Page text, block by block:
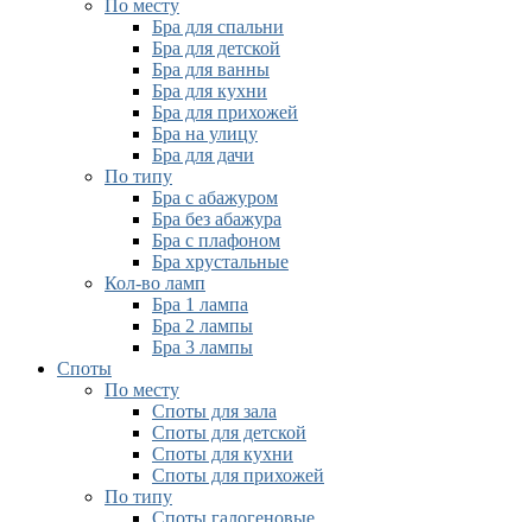
По месту
Бра для спальни
Бра для детской
Бра для ванны
Бра для кухни
Бра для прихожей
Бра на улицу
Бра для дачи
По типу
Бра с абажуром
Бра без абажура
Бра с плафоном
Бра хрустальные
Кол-во ламп
Бра 1 лампа
Бра 2 лампы
Бра 3 лампы
Споты
По месту
Споты для зала
Споты для детской
Споты для кухни
Споты для прихожей
По типу
Споты галогеновые